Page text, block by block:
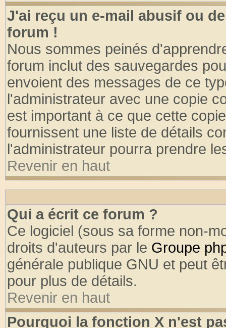
J'ai reçu un e-mail abusif ou
forum !
Nous sommes peinés
forum inclut des sauvegardes
envoient des messages de ce
l'administrateur avec une copie
est important à ce que cette
fournissent une liste de détails
l'administrateur pourra prendre
Revenir en haut
Qui a écrit ce forum ?
Ce logiciel (sous sa forme non-
droits d'auteurs par le Groupe
générale publique GNU et peut
pour plus de détails.
Revenir en haut
Pourquoi la fonction X n'est